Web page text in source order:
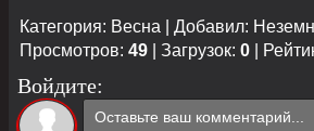
Категория: Весна Добавил:
Просмотров: 49 Загрузок: 0
Войдите: